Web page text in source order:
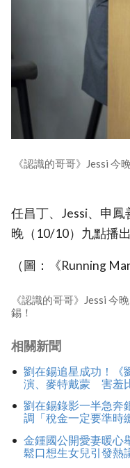
《認識的哥哥》Jessi
任昌丁、Jessi、申
晚（10/10）九點播出
（圖：《Running
《認識的哥哥》Jessi 今
錫！
相關新聞
劉在錫追星成功！《
演、麥特戴蒙 害羞
劉在錫錄影一半急
調「稅金一定要準時
金鍾國公開愛妻暖
鬆口想生女兒引發熱